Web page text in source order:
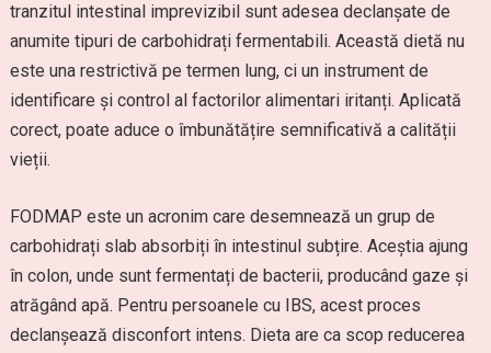
tranzitul intestinal imprevizibil sunt adesea declanșate de
anumite tipuri de carbohidrați fermentabili. Această dietă nu
este una restrictivă pe termen lung, ci un instrument de
identificare și control al factorilor alimentari iritanți. Aplicată
corect, poate aduce o îmbunătățire semnificativă a calității
vieții.
FODMAP este un acronim care desemnează un grup de
carbohidrați slab absorbiți în intestinul subțire. Aceștia ajung
în colon, unde sunt fermentați de bacterii, producând gaze și
atrăgând apă. Pentru persoanele cu IBS, acest proces
declanșează disconfort intens. Dieta are ca scop reducerea